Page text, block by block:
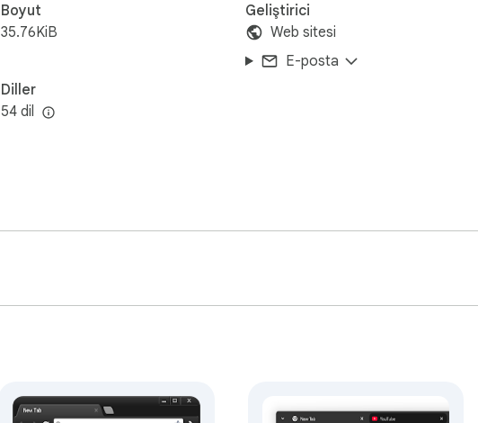
Boyut
35.76KiB
Diller
54 dil
Geliştirici
Web sitesi
E-posta